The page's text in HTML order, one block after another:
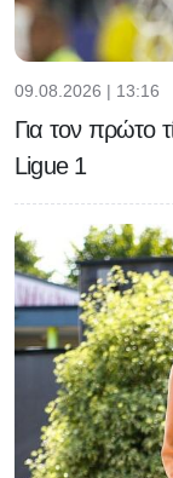
09.08.2026 | 13:16
Για τον πρώτο
Ligue 1